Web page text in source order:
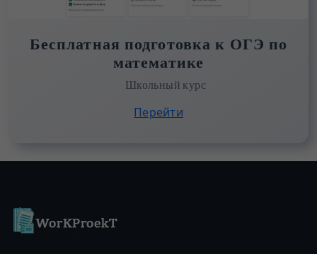
Бесплатная подготовка к ОГЭ по
математике
Школьный курс
Перейти